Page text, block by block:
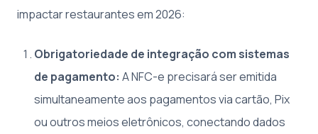
impactar restaurantes em 2026:
Obrigatoriedade de integração com sistemas
de pagamento: A NFC-e precisará ser emitida
simultaneamente aos pagamentos via cartão, Pix
ou outros meios eletrônicos, conectando dados